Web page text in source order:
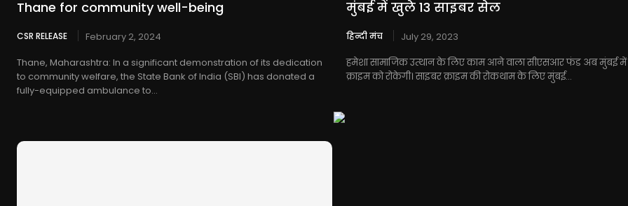
Thane for community well-being
CSR RELEASE
February 2, 2024
Thane, Maharashtra: In a significant demonstration of its dedication
to community welfare, the State Bank of India (SBI) has donated a
fully-equipped ambulance to...
मुंबई में खुले 13 साइबर सेल
हिन्दी मंच
July 29, 2023
हमेशा सामाजिक उत्थान के लिए काम आने वाला सीएसआर फंड अब मुंबई में
क्राइम को रोकेगी। साइबर क्राइम की रोकथाम के लिए मुंबई...